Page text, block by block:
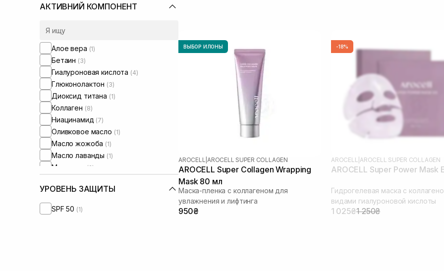
Кожа лица с нарушенным
микробиомом
АКТИВНИЙ КОМПОНЕНТ
Алое вера (1)
Бетаин (3)
Гиалуроновая кислота (4)
Глюконолактон (3)
Диоксид титана (1)
Коллаген (8)
Ниацинамид (7)
Оливковое масло (1)
Масло жожоба (1)
Масло лаванды (1)
Масло ши (2)
Полинуклеотиды(1)
Сквалан(1)
УРОВЕНЬ ЗАЩИТЫ
SPF 50 (1)
ВЫБОР ИЛОНЫ
AROCELL AROCELL SUPER COLLAGEN
AROCELL Super Collagen Wrapping
Mask 80 мл
Маска-пленка с коллагеном для
увлажнения и лифтинга
950₴
-18%
AROCELL AROCELL SUPER COLLAGEN
AROCELL Super Power Mask
Гидрогелевая маска с
видами гиалуроновой кислоты
1 025₴1 250₴